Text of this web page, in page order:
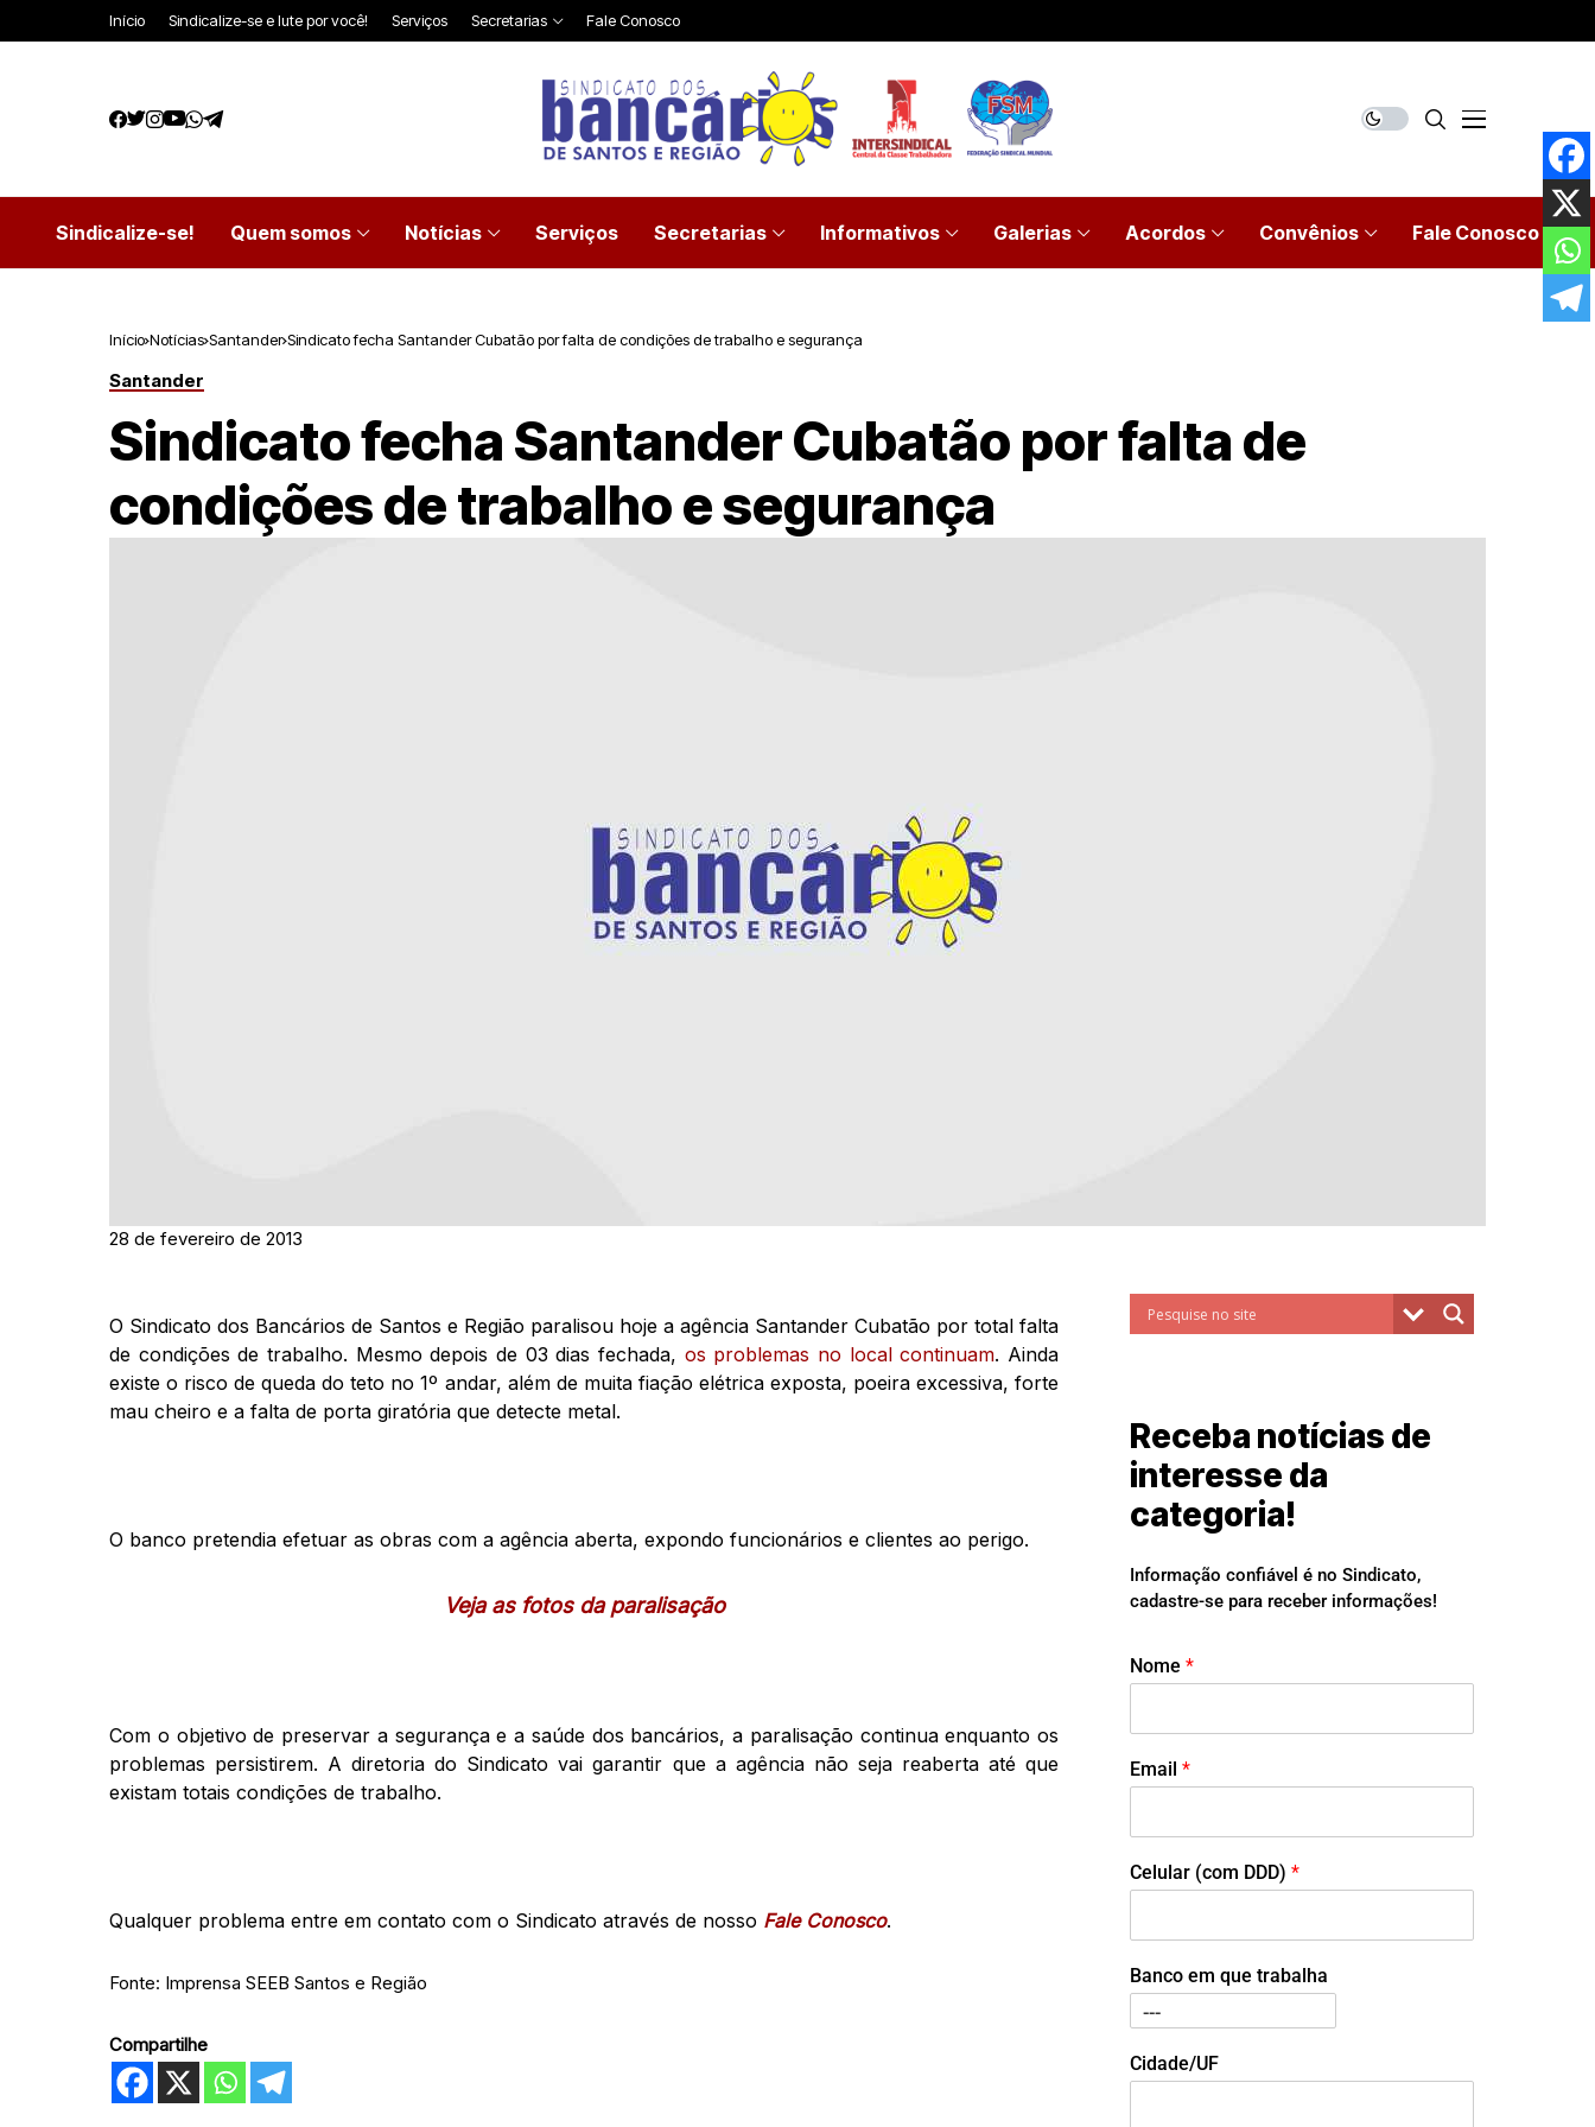
Início Sindicalize-se e lute por você! Serviços Secretarias Fale Conosco
Sindicalize-se! Quem somos Notícias Serviços Secretarias Informativos Galerias Acordos Convênios Fale Conosco
Início Notícias Santander Sindicato fecha Santander Cubatão por falta de condições de trabalho e segurança
Santander
Sindicato fecha Santander Cubatão por falta de
condições de trabalho e segurança
28 de fevereiro de 2013
O Sindicato dos Bancários de Santos e Região paralisou hoje a agência Santander Cubatão por total falta
de condições de trabalho. Mesmo depois de 03 dias fechada, os problemas no local continuam. Ainda
existe o risco de queda do teto no 1º andar, além de muita fiação elétrica exposta, poeira excessiva, forte
mau cheiro e a falta de porta giratória que detecte metal.
O banco pretendia efetuar as obras com a agência aberta, expondo funcionários e clientes ao perigo.
Veja as fotos da paralisação
Com o objetivo de preservar a segurança e a saúde dos bancários, a paralisação continua enquanto os
problemas persistirem. A diretoria do Sindicato vai garantir que a agência não seja reaberta até que
existam totais condições de trabalho.
Qualquer problema entre em contato com o Sindicato através de nosso Fale Conosco.
Fonte: Imprensa SEEB Santos e Região
Compartilhe
Receba notícias de
interesse da
categoria!
Informação confiável é no Sindicato,
cadastre-se para receber informações!
Nome *
Email *
Celular (com DDD) *
Banco em que trabalha
Cidade/UF